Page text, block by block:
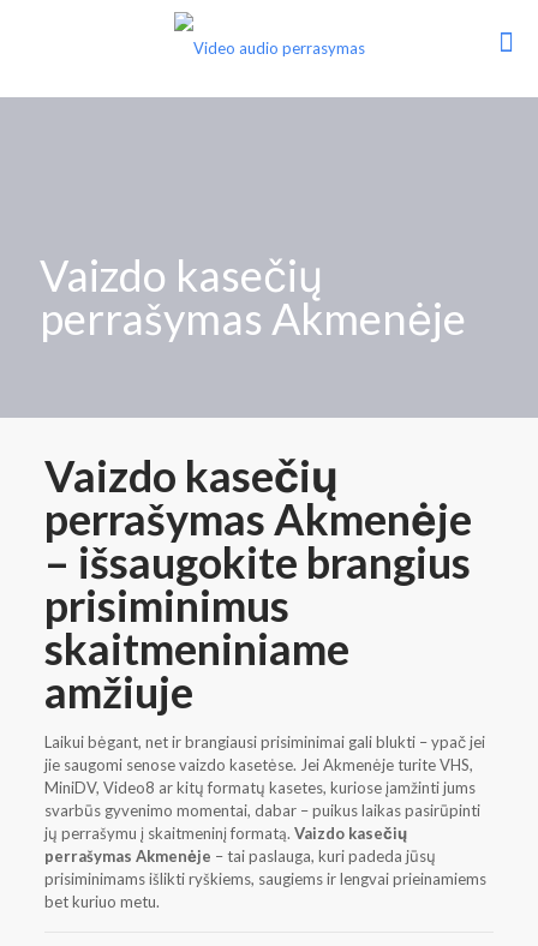
Vaizdo kasečių
perrašymas Akmenėje
Vaizdo kasečių
perrašymas Akmenėje
– išsaugokite brangius
prisiminimus
skaitmeniniame
amžiuje
Laikui bėgant, net ir brangiausi prisiminimai gali blukti – ypač jei
jie saugomi senose vaizdo kasetėse. Jei Akmenėje turite VHS,
MiniDV, Video8 ar kitų formatų kasetes, kuriose įamžinti jums
svarbūs gyvenimo momentai, dabar – puikus laikas pasirūpinti
jų perrašymu į skaitmeninį formatą. Vaizdo kasečių
perrašymas Akmenėje – tai paslauga, kuri padeda jūsų
prisiminimams išlikti ryškiems, saugiems ir lengvai prieinamiems
bet kuriuo metu.